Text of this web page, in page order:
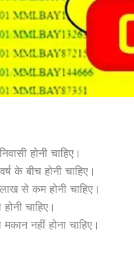
होनी चाहिए।
के बीच होनी चाहिए।
से कम होनी चाहिए।
चाहिए।
नहीं होना चाहिए।